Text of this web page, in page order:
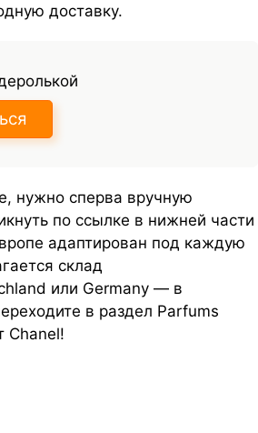
доставку.
нужно сперва вручную
по ссылке в нижней части
адаптирован под каждую
склад
или Germany — в
в раздел Parfums
Chanel!